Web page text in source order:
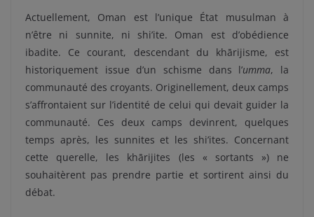
Actuellement, Oman est l’unique État musulman à
n’être ni sunnite, ni shi’ite. Oman est d’obédience
ibadite. Ce courant, descendant du khārijisme, est
historiquement issue d’un schisme dans l’umma, la
communauté des croyants. Originellement, deux camps
s’affrontaient sur l’identité de celui qui devait guider la
communauté. Ces deux camps devinrent, quelques
temps après, les sunnites et les shi’ites. Concernant
cette querelle, les khārijites (les « sortants ») ne
souhaitèrent pas prendre partie et sortirent ainsi du
débat.